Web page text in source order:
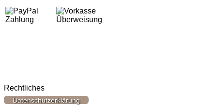
Rechtliches
Datenschutzerklärung